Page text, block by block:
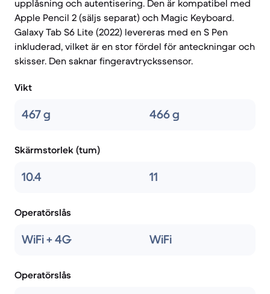
upplåsning och autentisering. Den är kompatibel med
Apple Pencil 2 (säljs separat) och Magic Keyboard.
Galaxy Tab S6 Lite (2022) levereras med en S Pen
inkluderad, vilket är en stor fördel för anteckningar och
skisser. Den saknar fingeravtryckssensor.
Vikt
467 g 466 g
Skärmstorlek (tum)
10.4 11
Operatörslås
WiFi + 4G WiFi
Operatörslås